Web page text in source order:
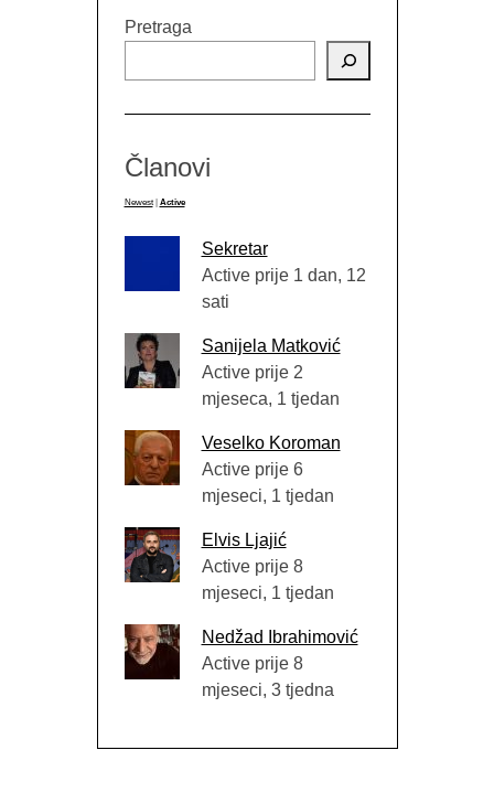
Pretraga
Članovi
Newest Active
Sekretar
Active prije 1 dan, 12
sati
Sanijela Matković
Active prije 2
mjeseca, 1 tjedan
Veselko Koroman
Active prije 6
mjeseci, 1 tjedan
Elvis Ljajić
Active prije 8
mjeseci, 1 tjedan
Nedžad Ibrahimović
Active prije 8
mjeseci, 3 tjedna